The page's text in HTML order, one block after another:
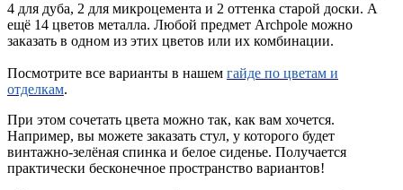
4 для дуба, 2 для микроцемента и 2 оттенка старой доски. А
ещё 14 цветов металла. Любой предмет Archpole можно
заказать в одном из этих цветов или их комбинации.
Посмотрите все варианты в нашем гайде по цветам и
отделкам.
При этом сочетать цвета можно так, как вам хочется.
Например, вы можете заказать стул, у которого будет
винтажно-зелёная спинка и белое сиденье. Получается
практически бесконечное пространство вариантов!